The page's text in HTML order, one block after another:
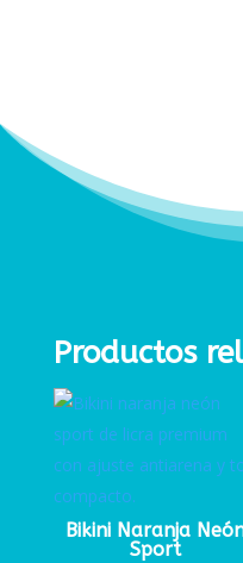
Productos
Bikini Naranja
Sport